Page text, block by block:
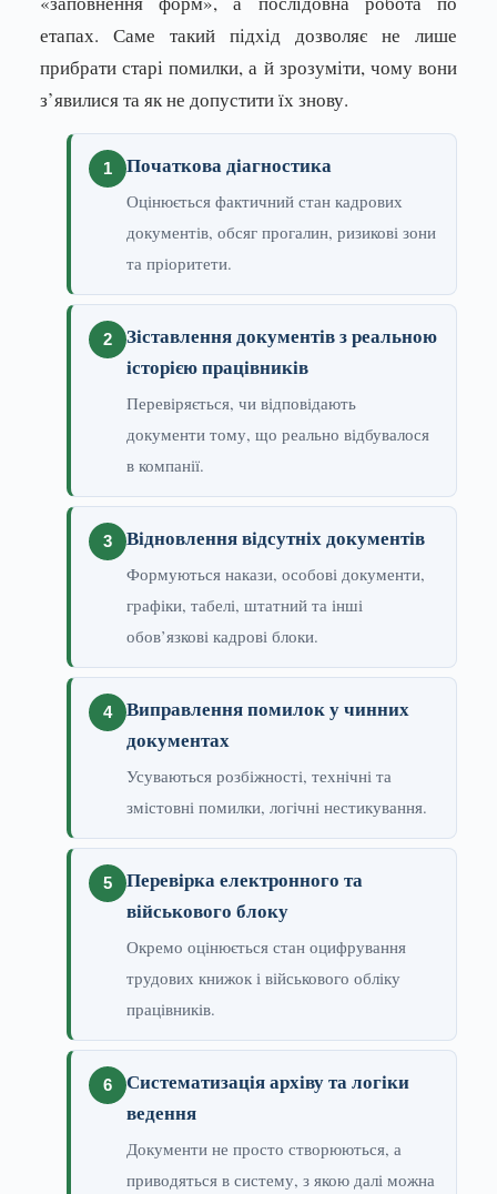
етапах. Саме такий підхід дозволяє не лише
прибрати старі помилки, а й зрозуміти, чому вони
з’явилися та як не допустити їх знову.
Початкова діагностика
Оцінюється фактичний стан кадрових
документів, обсяг прогалин, ризикові зони
та пріоритети.
Зіставлення документів з реальною
історією працівників
Перевіряється, чи відповідають
документи тому, що реально відбувалося
в компанії.
Відновлення відсутніх документів
Формуються накази, особові документи,
графіки, табелі, штатний та інші
обов’язкові кадрові блоки.
Виправлення помилок у чинних
документах
Усуваються розбіжності, технічні та
змістовні помилки, логічні нестикування.
Перевірка електронного та
військового блоку
Окремо оцінюється стан оцифрування
трудових книжок і військового обліку
працівників.
Систематизація архіву та логіки
ведення
Документи не просто створюються, а
приводяться в систему, з якою далі можна